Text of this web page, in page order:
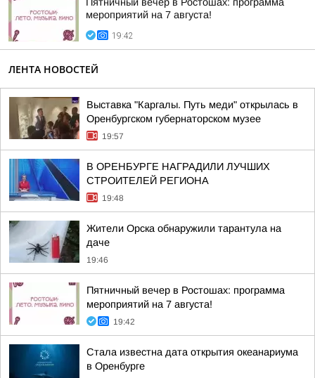
мероприятий на 7 августа!
19:42
ЛЕНТА НОВОСТЕЙ
Выставка "Каргалы. Путь меди" открылась в
Оренбургском губернаторском музее
19:57
В ОРЕНБУРГЕ НАГРАДИЛИ ЛУЧШИХ
СТРОИТЕЛЕЙ РЕГИОНА
19:48
Жители Орска обнаружили тарантула на
даче
19:46
Пятничный вечер в Ростошах: программа
мероприятий на 7 августа!
19:42
Стала известна дата открытия океанариума
в Оренбурге